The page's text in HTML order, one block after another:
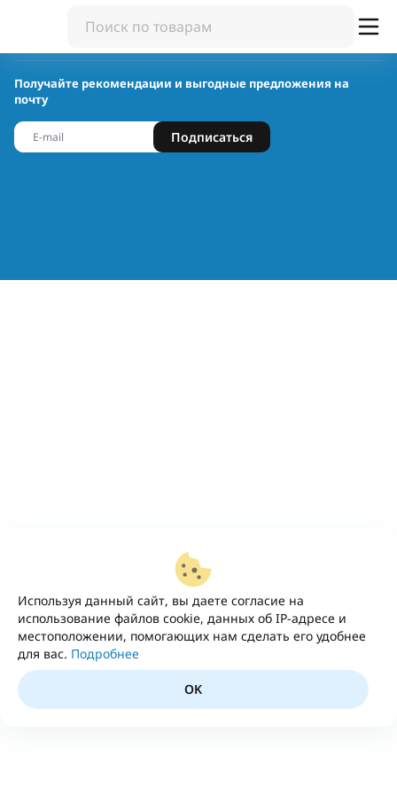
Используя данный сайт, вы даете согласие на
использование файлов cookie, данных об IP-адресе и
местоположении, помогающих нам сделать его удобнее
для вас. Подробнее
OK
Получайте рекомендации и выгодные предложения на
почту
Подписаться